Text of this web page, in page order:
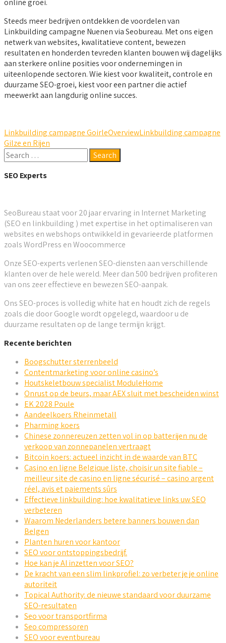
online groei.
Steeds meer bedrijven ontdekken de voordelen van
Linkbuilding campagne Nuenen via Seobureau. Met ons eigen
netwerk van websites, kwalitatieve content, bewezen
resultaten en honderden tevreden klanten bouwen wij dagelijks
aan sterkere online posities voor ondernemingen in
uiteenlopende sectoren. Wie kiest voor kwaliteit, controle en
duurzame SEO-groei, kiest voor een partner die actief
meewerkt aan langdurig online succes.
Linkbuilding campagne GoirleOverviewLinkbuilding campagne
Gilze en Rijen
SEO Experts
SeoBureau staat voor 20 jaar ervaring in Internet Marketing
(SEO en linkbuilding ) met expertise in het optimaliseren van
websites en webshops ontwikkeld in gevarieerde platformen
zoals WordPress en Woocommerce
Onze SEO-experts verlenen SEO-diensten aan verschillende
klanten over de hele wereld. Meer dan 500 bedrijven profiteren
van ons zeer effectieve en bewezen SEO-aanpak.
Ons SEO-proces is volledig white hat en houdt zich de regels
zoals die door Google wordt opgelegd, waardoor u de
duurzame resultaten op de lange termijn krijgt.
Recente berichten
Boogschutter sterrenbeeld
Contentmarketing voor online casino’s
Houtskeletbouw specialist ModuleHome
Onrust op de beurs, maar AEX sluit met bescheiden winst
EK 2028 Poule
Aandeelkoers Rheinmetall
Pharming koers
Chinese zonnereuzen zetten vol in op batterijen nu de
verkoop van zonnepanelen vertraagt
Bitcoin koers: actueel inzicht in de waarde van BTC
Casino en ligne Belgique liste, choisir un site fiable –
meilleur site de casino en ligne sécurisé – casino argent
réel, avis et paiements sûrs
Effectieve linkbuilding: hoe kwalitatieve links uw SEO
verbeteren
Waarom Nederlanders betere banners bouwen dan
Belgen
Planten huren voor kantoor
SEO voor ontstoppingsbedrijf.
Hoe kan je AI inzetten voor SEO?
De kracht van een slim linkprofiel: zo verbeter je je online
autoriteit
Topical Authority: de nieuwe standaard voor duurzame
SEO-resultaten
Seo voor transportfirma
Seo compressoren
SEO voor eventbureau